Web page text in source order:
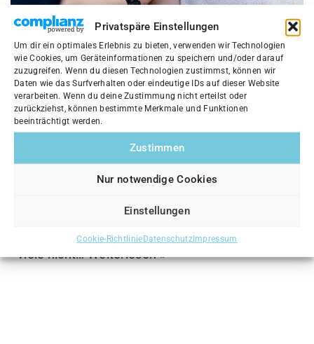
Privatspäre Einstellungen
Um dir ein optimales Erlebnis zu bieten, verwenden wir Technologien
wie Cookies, um Geräteinformationen zu speichern und/oder darauf
zuzugreifen. Wenn du diesen Technologien zustimmst, können wir
Daten wie das Surfverhalten oder eindeutige IDs auf dieser Website
verarbeiten. Wenn du deine Zustimmung nicht erteilst oder
zurückziehst, können bestimmte Merkmale und Funktionen
beeinträchtigt werden.
Zustimmen
Nur notwendige Cookies
Einstellungen
Cookie-RichtlinieDatenschutzImpressum
Die Heilungsphasen von Gewebe – und
warum sie die Grundlage jeder
erfolgreichen Physiotherapie sind.
16. Dezember 2025
Verletzungen passieren schnell – ein
Training, ein stechender Schmerz im Rücken
nach einer ungewohnten Bewegung. Doch was
viele nicht…Weiterlesen »